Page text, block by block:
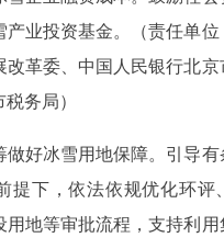
业投资基金。（责任单位
改革委、中国人民银行北京
务局）
好冰雪用地保障。引导有
提下，依法依规优化环评
用地等审批流程，支持利